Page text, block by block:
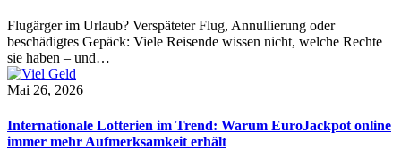
Flugärger im Urlaub? Verspäteter Flug, Annullierung oder
beschädigtes Gepäck: Viele Reisende wissen nicht, welche Rechte
sie haben – und…
Mai 26, 2026
Internationale Lotterien im Trend: Warum EuroJackpot online
immer mehr Aufmerksamkeit erhält